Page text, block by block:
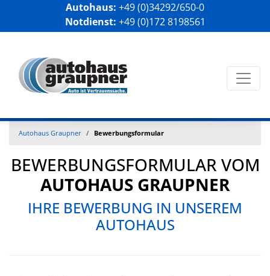
Autohaus: +49 (0)34292/650-0
Notdienst: +49 (0)172 8198561
Autohaus Graupner Bewerbungsformular
BEWERBUNGSFORMULAR VOM
AUTOHAUS GRAUPNER
IHRE BEWERBUNG IN UNSEREM
AUTOHAUS